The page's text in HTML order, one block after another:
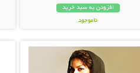
افزودن به سبد خرید
ناموجود